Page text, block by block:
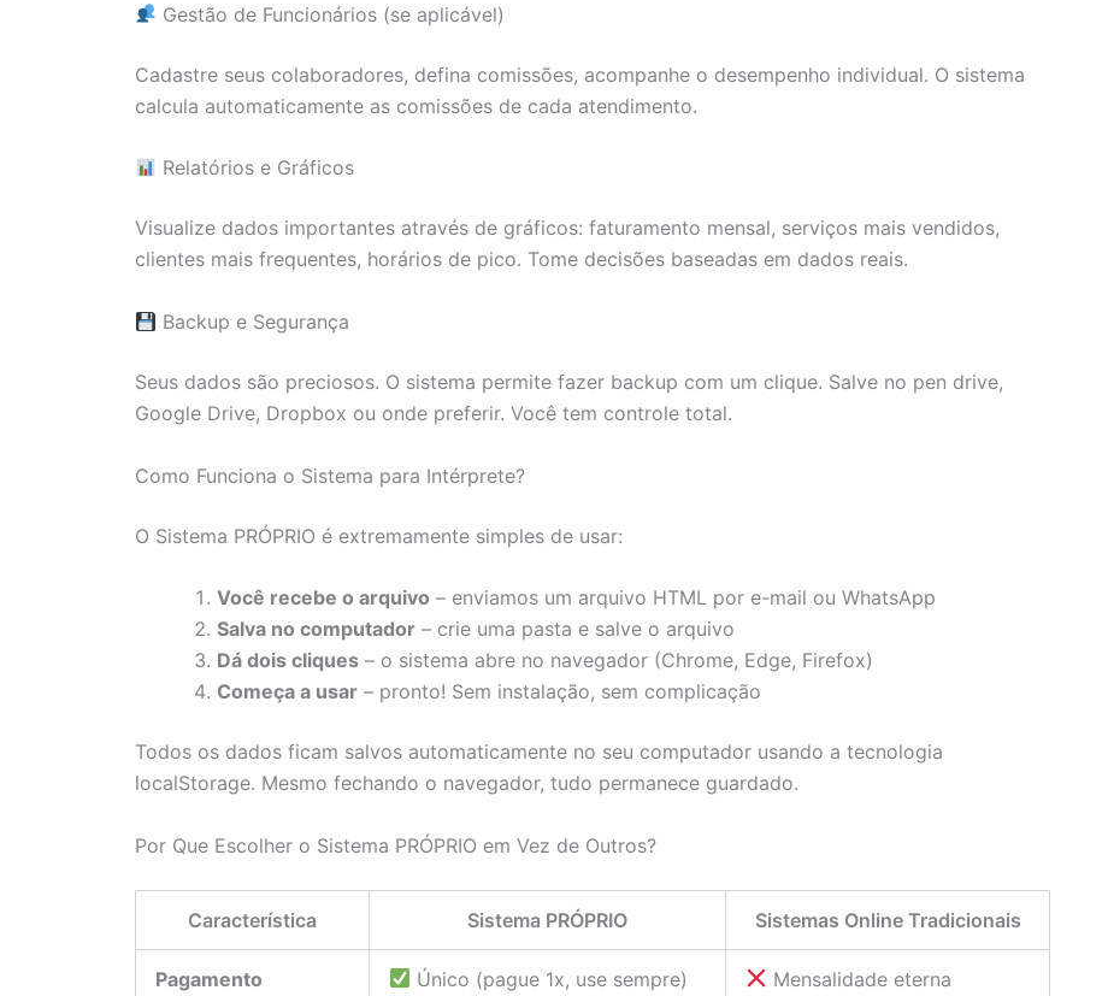
Gestão de Funcionários (se aplicável)
Cadastre seus colaboradores, defina comissões, acompanhe o desempenho individual. O sistema
calcula automaticamente as comissões de cada atendimento.
Relatórios e Gráficos
Visualize dados importantes através de gráficos: faturamento mensal, serviços mais vendidos,
clientes mais frequentes, horários de pico. Tome decisões baseadas em dados reais.
Backup e Segurança
Seus dados são preciosos. O sistema permite fazer backup com um clique. Salve no pen drive,
Google Drive, Dropbox ou onde preferir. Você tem controle total.
Como Funciona o Sistema para Intérprete?
O Sistema PRÓPRIO é extremamente simples de usar:
Você recebe o arquivo – enviamos um arquivo HTML por e-mail ou WhatsApp
Salva no computador – crie uma pasta e salve o arquivo
Dá dois cliques – o sistema abre no navegador (Chrome, Edge, Firefox)
Começa a usar – pronto! Sem instalação, sem complicação
Todos os dados ficam salvos automaticamente no seu computador usando a tecnologia
localStorage. Mesmo fechando o navegador, tudo permanece guardado.
Por Que Escolher o Sistema PRÓPRIO em Vez de Outros?
Característica Sistema PRÓPRIO Sistemas Online Tradicionais
Pagamento Único (pague 1x, use sempre) Mensalidade eterna